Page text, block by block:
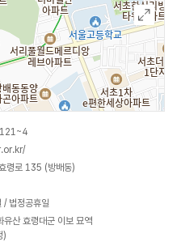
문인석 2쌍이 남아 있어 조선 초기
자료다.
령로 135 (방배동)
/ 법정공휴일
유산 효령대군 이보 묘역
)